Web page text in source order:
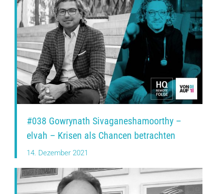
#038 Gowrynath Sivaganeshamoorthy –
elvah – Krisen als Chancen betrachten
14. Dezember 2021